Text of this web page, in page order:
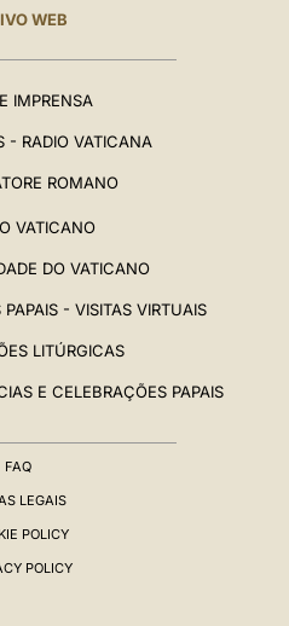
WEB
IMPRENSA
- RADIO VATICANA
ROMANO
VATICANO
DO VATICANO
- VISITAS VIRTUAIS
LITÚRGICAS
E CELEBRAÇÕES PAPAIS
FAQ
LEGAIS
POLICY
POLICY